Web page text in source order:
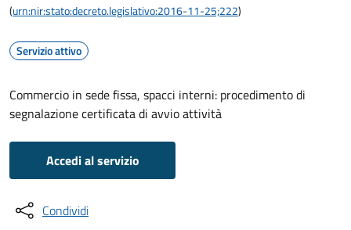
(urn:nir:stato:decreto.legislativo:2016-11-25;222)
Servizio attivo
Commercio in sede fissa, spacci interni: procedimento di
segnalazione certificata di avvio attività
Accedi al servizio
Condividi